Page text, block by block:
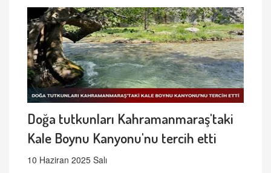
Doğa tutkunları Kahramanmaraş'taki
Kale Boynu Kanyonu'nu tercih etti
10 Haziran 2025 Salı